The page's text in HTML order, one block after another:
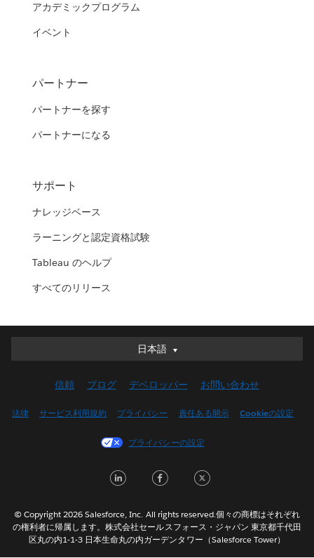
アカデミックプログラム
イベント
パートナー
パートナーを探す
パートナーになる
サポート
ナレッジベース
ラーニングと認定資格試験
Tableau のヘルプ
すべてのリリース
日本語
日本語
English (UK)
Français (Canada)
Italiano
Nederlands
Português
信頼 ブログ デベロッパー お問い合わせ
法律 サービス利用規約 プライバシー 責任ある開示 Cookieの設定
プライバシーの設定
LinkedInFacebook
© Copyright 2026 Salesforce, Inc. All rights reserved.個々の商標はそれぞれ
の権利者に帰属します。株式会社セールスフォース・ジャパン 東京都千代田
区丸の内1-1-3 日本生命丸の内ガーデンタワー（Salesforce Tower）